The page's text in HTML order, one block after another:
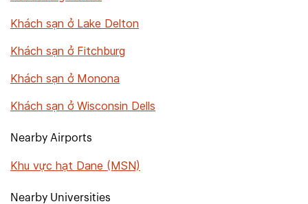
Khách sạn ở Lake Delton
Khách sạn ở Fitchburg
Khách sạn ở Monona
Khách sạn ở Wisconsin Dells
Nearby Airports
Khu vực hạt Dane (MSN)
Nearby Universities